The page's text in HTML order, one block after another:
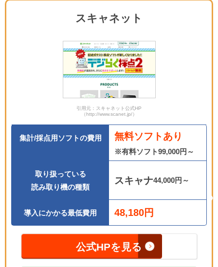
スキャネット
引用元：スキャネット公式HP
（http://www.scanet.jp/）
集計/採点用ソフトの費用 無料ソフトあり
※有料ソフト99,000円～
取り扱っている
読み取り機の種類
スキャナ44,000円～
導入にかかる最低費用 48,180円
公式HPを見る